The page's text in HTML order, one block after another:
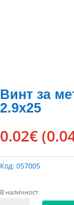
Винт за
2.9х25
0.02€
Код: 057005
В наличност